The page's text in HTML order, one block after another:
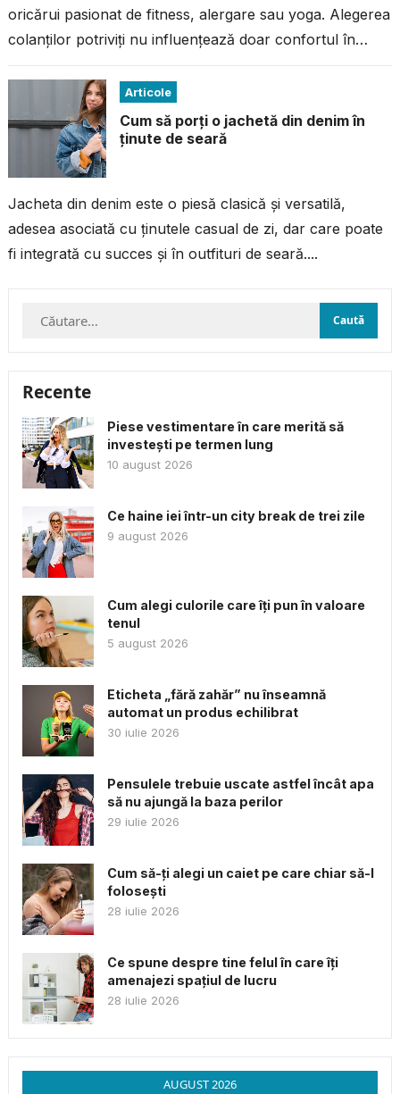
oricărui pasionat de fitness, alergare sau yoga. Alegerea
colanților potriviți nu influențează doar confortul în
Articole
Cum să porți o jachetă din denim în
ținute de seară
Jacheta din denim este o piesă clasică și versatilă,
adesea asociată cu ținutele casual de zi, dar care poate
fi integrată cu succes și în outfituri de seară....
Caută
Recente
Piese vestimentare în care merită să
investești pe termen lung
10 august 2026
Ce haine iei într-un city break de trei zile
9 august 2026
Cum alegi culorile care îți pun în valoare
tenul
5 august 2026
Eticheta „fără zahăr” nu înseamnă
automat un produs echilibrat
30 iulie 2026
Pensulele trebuie uscate astfel încât apa
să nu ajungă la baza perilor
29 iulie 2026
Cum să-ți alegi un caiet pe care chiar să-l
folosești
28 iulie 2026
Ce spune despre tine felul în care îți
amenajezi spațiul de lucru
28 iulie 2026
AUGUST 2026